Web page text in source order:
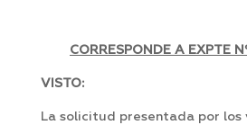
CORRESPONDE A EXPTE
VISTO:
La solicitud presentada por los